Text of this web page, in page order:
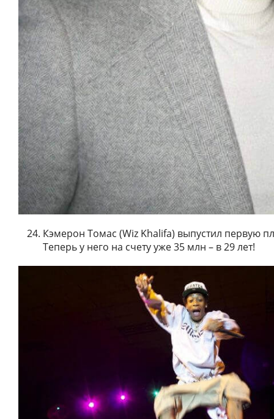
Кэмерон Томас (Wiz Khalifa) выпустил первую
Теперь у него на счету уже 35 млн – в 29 лет!